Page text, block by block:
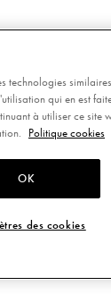
technologies
qui en est
à utiliser ce site
Politique cookies
OK
des cookies